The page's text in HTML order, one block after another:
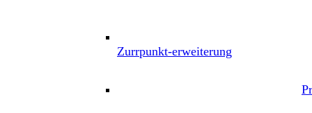
Zurrpunkt-erweiterung